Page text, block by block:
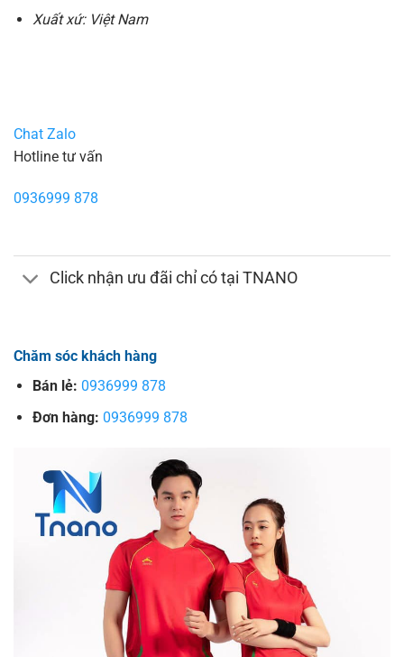
Xuất xứ: Việt Nam
Chat Zalo
Hotline tư vấn
0936999 878
Click nhận ưu đãi chỉ có tại TNANO
Chăm sóc khách hàng
Bán lẻ: 0936999 878
Đơn hàng: 0936999 878